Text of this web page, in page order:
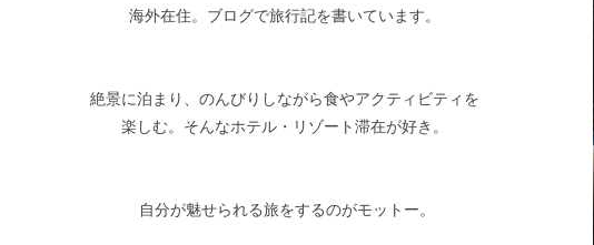
海外在住。ブログで旅行記を書いています。
絶景に泊まり、のんびりしながら食やアクティビティを
楽しむ。そんなホテル・リゾート滞在が好き。
自分が魅せられる旅をするのがモットー。